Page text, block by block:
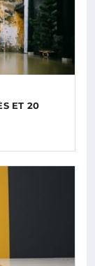
ET 20